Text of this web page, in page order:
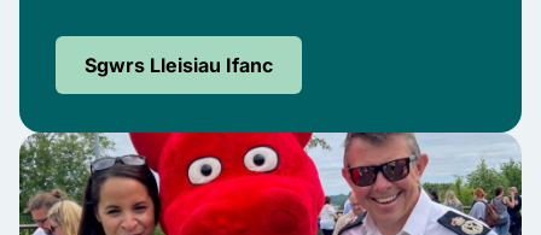
Sgwrs Lleisiau Ifanc